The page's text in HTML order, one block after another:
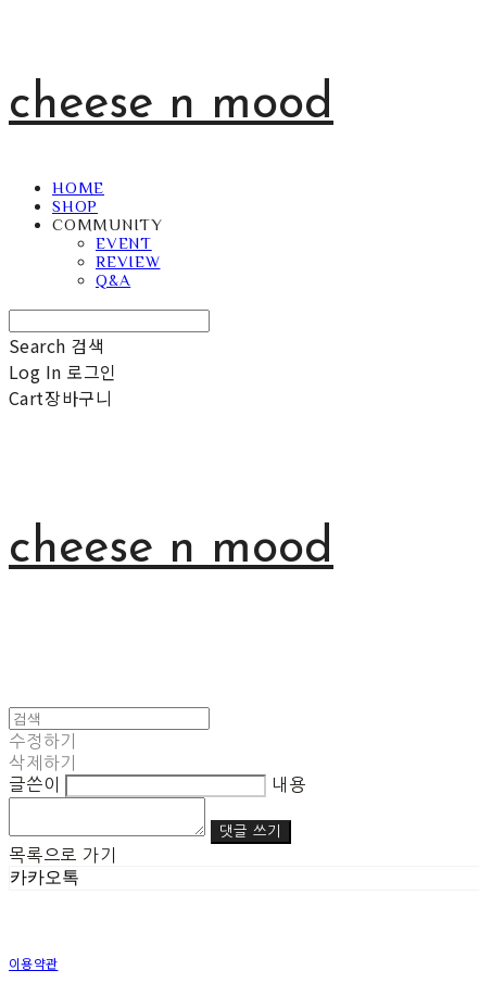
cheese n mood
HOME
SHOP
COMMUNITY
EVENT
REVIEW
Q&A
Search 검색
Log In 로그인
Cart장바구니
cheese n mood
수정하기
삭제하기
글쓴이
내용
댓글 쓰기
목록으로 가기
카카오톡
이용약관